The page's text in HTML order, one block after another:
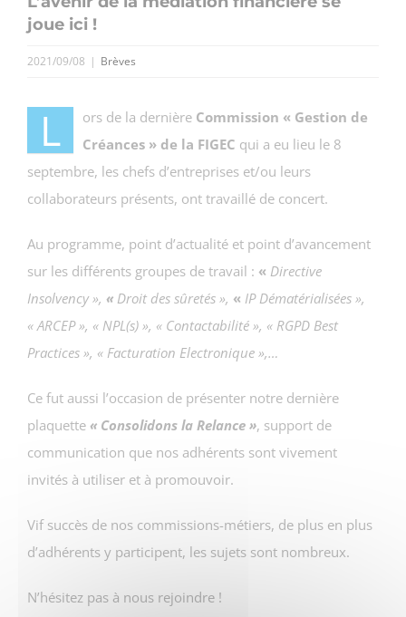
joue ici !
2021/09/08 | Brèves
L ors de la dernière Commission « Gestion de
Créances » de la FIGEC qui a eu lieu le 8
septembre, les chefs d’entreprises et/ou leurs
collaborateurs présents, ont travaillé de concert.
Au programme, point d’actualité et point d’avancement
sur les différents groupes de travail : « Directive
Insolvency », « Droit des sûretés », « IP Dématérialisées »,
« ARCEP », « NPL(s) », « Contactabilité », « RGPD Best
Practices », « Facturation Electronique »,…
Ce fut aussi l’occasion de présenter notre dernière
plaquette « Consolidons la Relance », support de
communication que nos adhérents sont vivement
invités à utiliser et à promouvoir.
Vif succès de nos commissions-métiers, de plus en plus
d’adhérents y participent, les sujets sont nombreux.
N’hésitez pas à nous rejoindre !